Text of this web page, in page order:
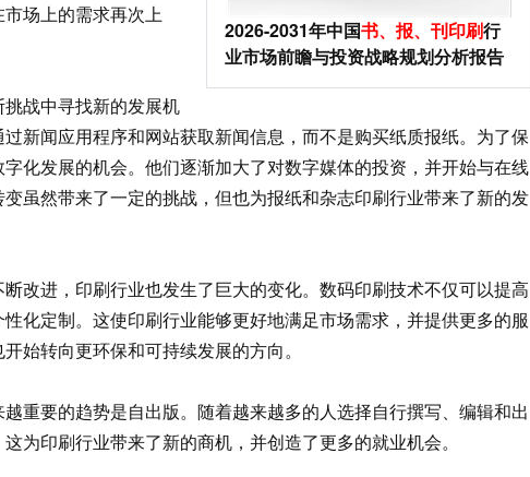
2026-2031年中国书、报、刊印刷行
业市场前瞻与投资战略规划分析报告
场上的需求再次上
战中寻找新的发展机
新闻应用程序和网站获取新闻信息，而不是购买纸质报纸。为了保
化发展的机会。他们逐渐加大了对数字媒体的投资，并开始与在线
虽然带来了一定的挑战，但也为报纸和杂志印刷行业带来了新的发
进，印刷行业也发生了巨大的变化。数码印刷技术不仅可以提高
化定制。这使印刷行业能够更好地满足市场需求，并提供更多的服
始转向更环保和可持续发展的方向。
要的趋势是自出版。随着越来越多的人选择自行撰写、编辑和出
为印刷行业带来了新的商机，并创造了更多的就业机会。